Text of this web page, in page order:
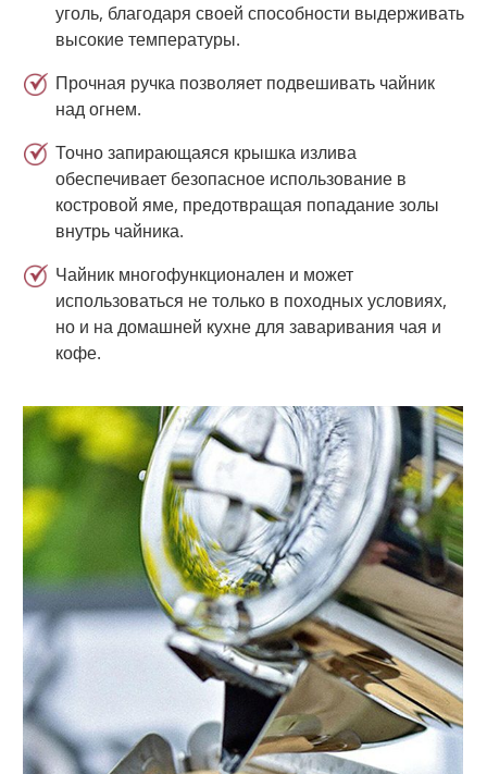
уголь, благодаря своей способности выдерживать
высокие температуры.
Прочная ручка позволяет подвешивать чайник
над огнем.
Точно запирающаяся крышка излива
обеспечивает безопасное использование в
костровой яме, предотвращая попадание золы
внутрь чайника.
Чайник многофункционален и может
использоваться не только в походных условиях,
но и на домашней кухне для заваривания чая и
кофе.